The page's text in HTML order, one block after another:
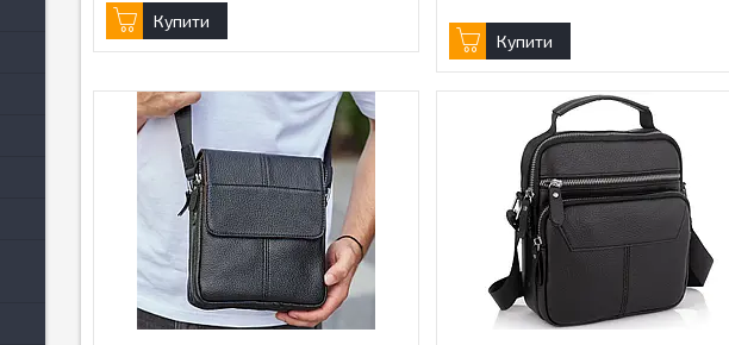
Купити
Купити